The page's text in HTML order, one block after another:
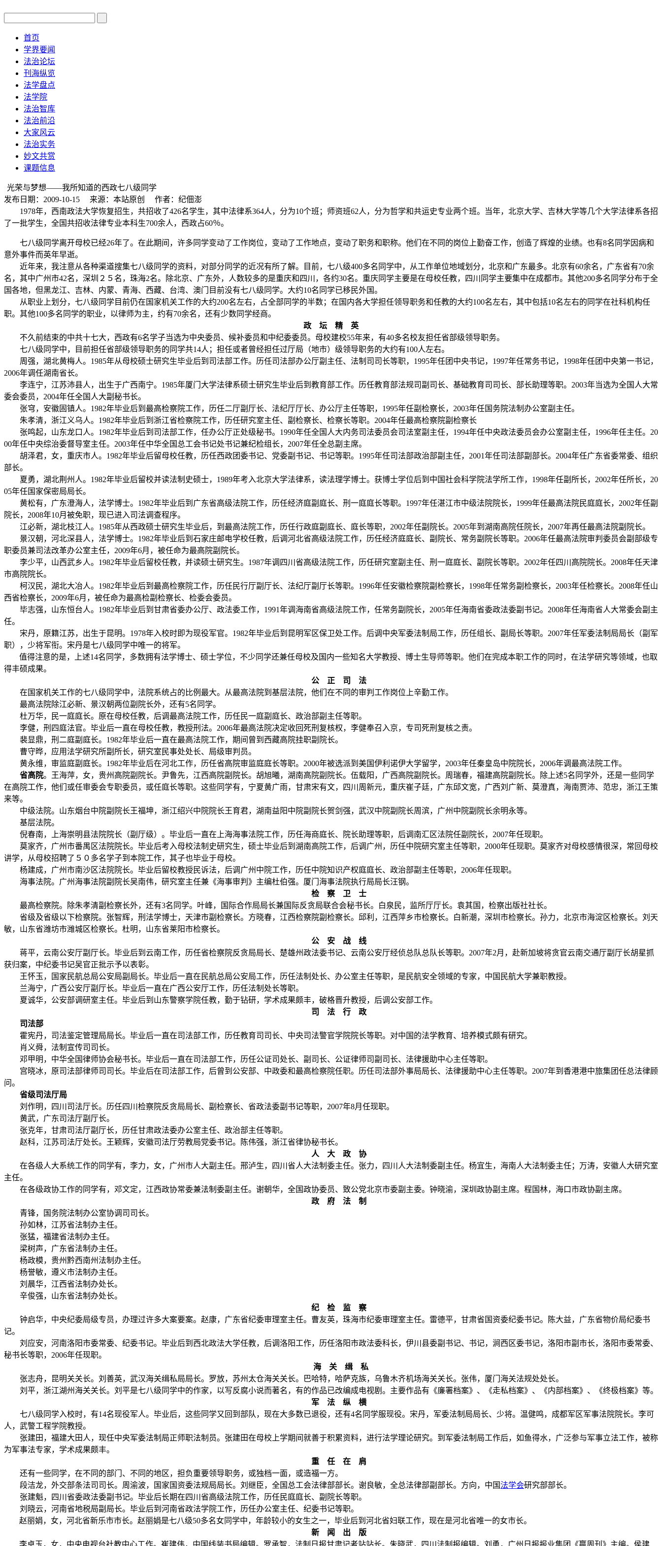
首页
学界要闻
法治论坛
刊海纵览
法学盘点
法学院
法治智库
法治前沿
大家风云
法治实务
妙文共赏
课题信息
光荣与梦想——我所知道的西政七八级同学
发布日期：2009-10-15 来源：本站原创 作者：纪佃澎
1978年，西南政法大学恢复招生，共招收了426名学生，其中法律系364人，分为10个班；师资班62人，分为哲学和共运史专业两个班。当年，北京大学、吉林大学等几个大学法律系各招
了一批学生，全国共招收法律专业本科生700余人，西政占60％。
七八级同学离开母校已经26年了。在此期间，许多同学变动了工作岗位，变动了工作地点，变动了职务和职称。他们在不同的岗位上勤奋工作，创造了辉煌的业绩。也有8名同学因病和
意外事件而英年早逝。
近年来，我注意从各种渠道搜集七八级同学的资料，对部分同学的近况有所了解。目前，七八级400多名同学中，从工作单位地域划分，北京和广东最多。北京有60余名，广东省有70余
名，其中广州市42名，深圳２５名，珠海2名。除北京、广东外，人数较多的是重庆和四川，各约30名。重庆同学主要是在母校任教，四川同学主要集中在成都市。其他200多名同学分布于全
国各地，但黑龙江、吉林、内蒙、青海、西藏、台湾、澳门目前没有七八级同学。大约10名同学已移民外国。
从职业上划分，七八级同学目前仍在国家机关工作的大约200名左右，占全部同学的半数；在国内各大学担任领导职务和任教的大约100名左右，其中包括10名左右的同学在社科机构任
职。其他100多名同学的职业，以律师为主，约有70余名，还有少数同学经商。
政 坛 精 英
不久前结束的中共十七大，西政有6名学子当选为中央委员、候补委员和中纪委委员。母校建校55年来，有40多名校友担任省部级领导职务。
七八级同学中，目前担任省部级领导职务的同学共14人；担任或者曾经担任过厅局（地市）级领导职务的大约有100人左右。
周强，湖北黄梅人。 1985年从母校硕士研究生毕业后到司法部工作。历任司法部办公厅副主任、法制司司长等职， 1995年任团中央书记， 1997年任常务书记， 1998年任团中央第一书记，
2006年调任湖南省长。
李连宁，江苏沛县人，出生于广西南宁。 1985年厦门大学法律系硕士研究生毕业后到教育部工作。历任教育部法规司副司长、基础教育司司长、部长助理等职。 2003年当选为全国人大常
委会委员， 2004年任全国人大副秘书长。
张穹，安徽固镇人。 1982年毕业后到最高检察院工作，历任二厅副厅长、法纪厅厅长、办公厅主任等职， 1995年任副检察长， 2003年任国务院法制办公室副主任。
朱孝清，浙江义乌人。 1982年毕业后到浙江省检察院工作，历任研究室主任、副检察长、检察长等职。 2004年任最高检察院副检察长
张鸣起，山东龙口人。 1982年毕业后到司法部工作，任办公厅正处级秘书。 1990年任全国人大内务司法委员会司法室副主任， 1994年任中央政法委员会办公室副主任， 1996年任主任。 20
00年任中央综治委督导室主任。 2003年任中华全国总工会书记处书记兼纪检组长， 2007年任全总副主席。
胡泽君，女，重庆市人。 1982年毕业后留母校任教，历任西政团委书记、党委副书记、书记等职。 1995年任司法部政治部副主任， 2001年任司法部副部长。 2004年任广东省委常委、组织
部长。
夏勇，湖北荆州人。 1982年毕业后留校并读法制史硕士， 1989年考入北京大学法律系，读法理学博士。获博士学位后到中国社会科学院法学所工作， 1998年任副所长， 2002年任所长， 20
05年任国家保密局局长。
黄松有，广东澄海人，法学博士。 1982年毕业后到广东省高级法院工作，历任经济庭副庭长、刑一庭庭长等职。 1997年任湛江市中级法院院长， 1999年任最高法院民庭庭长， 2002年任副
院长， 2008年10月被免职，现已进入司法调查程序。
江必新，湖北枝江人。 1985年从西政硕士研究生毕业后，到最高法院工作，历任行政庭副庭长、庭长等职， 2002年任副院长。 2005年到湖南高院任院长， 2007年再任最高法院副院长。
景汉朝，河北深县人，法学博士。 1982年毕业后到石家庄邮电学校任教，后调河北省高级法院工作，历任经济庭庭长、副院长、常务副院长等职。 2006年任最高法院审判委员会副部级专
职委员兼司法改革办公室主任， 2009年6月，被任命为最高院副院长。
李少平，山西武乡人。 1982年毕业后留校任教，并读硕士研究生。 1987年调四川省高级法院工作，历任研究室副主任、刑一庭庭长、副院长等职。 2002年任四川高院院长。 2008年任天津
市高院院长。
柯汉民，湖北大冶人。 1982年毕业后到最高检察院工作，历任民行厅副厅长、法纪厅副厅长等职。 1996年任安徽检察院副检察长， 1998年任常务副检察长， 2003年任检察长。 2008年任山
西省检察长， 2009年6月，被任命为最高检副检察长、检委会委员。
毕志强，山东恒台人。 1982年毕业后到甘肃省委办公厅、政法委工作， 1991年调海南省高级法院工作，任常务副院长， 2005年任海南省委政法委副书记。 2008年任海南省人大常委会副主
任。
宋丹，原籍江苏，出生于昆明。 1978年入校时即为现役军官。 1982年毕业后到昆明军区保卫处工作。后调中央军委法制局工作，历任组长、副局长等职。 2007年任军委法制局局长（副军
职），少将军衔。宋丹是七八级同学中唯一的将军。
值得注意的是，上述14名同学，多数拥有法学博士、硕士学位，不少同学还兼任母校及国内一些知名大学教授、博士生导师等职。他们在完成本职工作的同时，在法学研究等领域，也取
得丰硕成果。
公 正 司 法
在国家机关工作的七八级同学中，法院系统占的比例最大。从最高法院到基层法院，他们在不同的审判工作岗位上辛勤工作。
最高法院除江必新、景汉朝两位副院长外，还有5名同学。
杜万华，民一庭庭长。原在母校任教，后调最高法院工作，历任民一庭副庭长、政治部副主任等职。
李健，刑四庭法官。毕业后一直在母校任教，教授刑法。 2006年最高法院决定收回死刑复核权，李健奉召入京，专司死刑复核之责。
裴显鼎，刑二庭副庭长。 1982年毕业后一直在最高法院工作，期间曾到西藏高院挂职副院长。
曹守晔，应用法学研究所副所长，研究室民事处处长、局级审判员。
黄永维，审监庭副庭长。 1982年毕业后在河北工作，历任省高院审监庭庭长等职。 2000年被选派到美国伊利诺伊大学留学， 2003年任秦皇岛中院院长， 2006年调最高法院工作。
省高院。王海萍，女，贵州高院副院长。尹鲁先，江西高院副院长。胡旭曦，湖南高院副院长。伍载阳，广西高院副院长。周瑞春，福建高院副院长。除上述5名同学外，还是一些同学
在高院工作，他们或任审委会专职委员，或任庭长等职。这些同学有，宁夏黄广雨，甘肃宋有文，四川周新元，重庆崔子廷，广东邱文宽，广西刘广新、莫澄真，海南贾沛、范忠，浙江王策
来等。
中级法院。山东烟台中院副院长王福坤，浙江绍兴中院院长王育君，湖南益阳中院副院长贺剑强，武汉中院副院长周滨，广州中院副院长余明永等。
基层法院。
倪春南，上海崇明县法院院长（副厅级）。毕业后一直在上海海事法院工作，历任海商庭长、院长助理等职，后调南汇区法院任副院长， 2007年任现职。
莫家齐，广州市番禺区法院院长。毕业后考入母校法制史研究生，硕士毕业后到湖南高院工作，后调广州，历任中院研究室主任等职， 2000年任现职。莫家齐对母校感情很深，常回母校
讲学，从母校招聘了５０多名学子到本院工作，其子也毕业于母校。
杨建成，广州市南沙区法院院长。毕业后留校教授民诉法，后调广州中院工作，历任中院知识产权庭庭长、政治部副主任等职， 2006年任现职。
海事法院。广州海事法院副院长吴南伟，研究室主任兼《海事审判》主编杜伯强。厦门海事法院执行局局长汪钢。
检 察 卫 士
最高检察院。除朱孝清副检察长外，还有3名同学。叶峰，国际合作局局长兼国际反贪局联合会秘书长。白泉民，监所厅厅长。袁其国，检察出版社社长。
省级及省级以下检察院。张智辉，刑法学博士，天津市副检察长。方晓春，江西检察院副检察长。邱利，江西萍乡市检察长。白新潮，深圳市检察长。孙力，北京市海淀区检察长。刘天
敏，山东省潍坊市潍城区检察长。杜明，山东省莱阳市检察长。
公 安 战 线
蒋平，云南公安厅副厅长。毕业后到云南工作，历任省检察院反贪局局长、楚雄州政法委书记、云南公安厅经侦总队总队长等职。 2007年2月，赴新加坡将贪官云南交通厅副厅长胡星抓
获归案，中纪委书记吴官正批示予以表彰。
王怀玉，国家民航总局公安局副局长。毕业后一直在民航总局公安局工作，历任法制处长、办公室主任等职，是民航安全领域的专家，中国民航大学兼职教授。
兰海宁，广西公安厅副厅长。毕业后一直在广西公安厅工作，历任法制处长等职。
夏诚华，公安部调研室主任。毕业后到山东警察学院任教，勤于钻研，学术成果颇丰，破格晋升教授，后调公安部工作。
司 法 行 政
司法部
霍宪丹，司法鉴定管理局局长。毕业后一直在司法部工作，历任教育司司长、中央司法警官学院院长等职。对中国的法学教育、培养模式颇有研究。
肖义舜，法制宣传司司长。
邓甲明，中华全国律师协会秘书长。毕业后一直在司法部工作，历任公证司处长、副司长、公证律师司副司长、法律援助中心主任等职。
宫晓冰，原司法部律师司司长。毕业后在司法部工作，后曾到公安部、中政委和最高检察院任职。历任司法部外事局局长、法律援助中心主任等职。 2007年到香港港中旅集团任总法律顾
问。
省级司法厅局
刘作明，四川司法厅长。历任四川检察院反贪局局长、副检察长、省政法委副书记等职， 2007年8月任现职。
黄武，广东司法厅副厅长。
张克年，甘肃司法厅副厅长，历任甘肃政法委办公室主任、政治部主任等职。
赵科，江苏司法厅处长。王颖辉，安徽司法厅劳教局党委书记。陈伟强，浙江省律协秘书长。
人 大 政 协
在各级人大系统工作的同学有，李力，女，广州市人大副主任。邢泸生，四川省人大法制委主任。张力，四川人大法制委副主任。杨宜生，海南人大法制委主任；万涛，安徽人大研究室
主任。
在各级政协工作的同学有，邓文定，江西政协常委兼法制委副主任。谢朝华，全国政协委员、致公党北京市委副主委。钟晓渝，深圳政协副主席。程国林，海口市政协副主席。
政 府 法 制
青锋，国务院法制办公室协调司司长。
孙如林，江苏省法制办主任。
张猛，福建省法制办主任。
梁树声，广东省法制办主任。
杨政模，贵州黔西南州法制办主任。
杨誉敏，遵义市法制办主任。
刘晨华，江西省法制办处长。
辛俊强，山东省法制办处长。
纪 检 监 察
钟启华，中央纪委局级专员，办理过许多大案要案。赵康，广东省纪委审理室主任。曹友英，珠海市纪委审理室主任。雷德平，甘肃省国资委纪委书记。陈大益，广东省物价局纪委书
记。
刘应安，河南洛阳市委常委、纪委书记。毕业后到西北政法大学任教，后调洛阳工作，历任洛阳市政法委科长，伊川县委副书记、书记，涧西区委书记，洛阳市副市长，洛阳市委常委、
秘书长等职， 2006年任现职。
海 关 缉 私
张志舟，昆明关关长。刘善英，武汉海关缉私局局长。罗放，苏州太仓海关关长。巴哈特，哈萨克族，乌鲁木齐机场海关关长。张伟，厦门海关法规处处长。
刘平，浙江湖州海关关长。刘平是七八级同学中的作家，以写反腐小说而著名，有的作品已改编成电视剧。主要作品有《廉署档案》、《走私档案》、《内部档案》、《终极档案》等。
军 法 纵 横
七八级同学入校时，有14名现役军人。毕业后，这些同学又回到部队，现在大多数已退役，还有4名同学服现役。宋丹，军委法制局局长、少将。温健鸣，成都军区军事法院院长。李可
人，武警工程学院教授。
张建田，福建大田人，现任中央军委法制局正师职法制员。张建田在母校上学期间就善于积累资料，进行法学理论研究。到军委法制局工作后，如鱼得水，广泛参与军事立法工作，被称
为军事法专家，学术成果颇丰。
重 任 在 肩
还有一些同学，在不同的部门、不同的地区，担负重要领导职务，或独档一面，或造福一方。
段洁龙，外交部条法司司长。周渝波，国家国资委法规局局长。刘继臣，全国总工会法律部部长。谢良敏，全总法律部副部长。方向，中国法学会研究部部长。
张建魁，四川省委政法委副书记。毕业后长期在四川省高级法院工作，历任民庭庭长、副院长等职。
刘晓云，河南省地税局副局长。毕业后到河南省政法学院工作，历任办公室主任、纪委书记等职。
赵丽娟，女，河北省新乐市市长。赵丽娟是七八级50多名女同学中，年龄较小的女生之一，毕业后到河北省妇联工作，现在是河北省唯一的女市长。
新 闻 出 版
李卓玉，女，中央电视台社教中心工作。崔建伟，中国线装书局编辑。罗承智，法制日报甘肃记者站站长。朱晓武，四川法制报编辑。刘勇，广州日报报业集团《赢周刊》主编。侯建